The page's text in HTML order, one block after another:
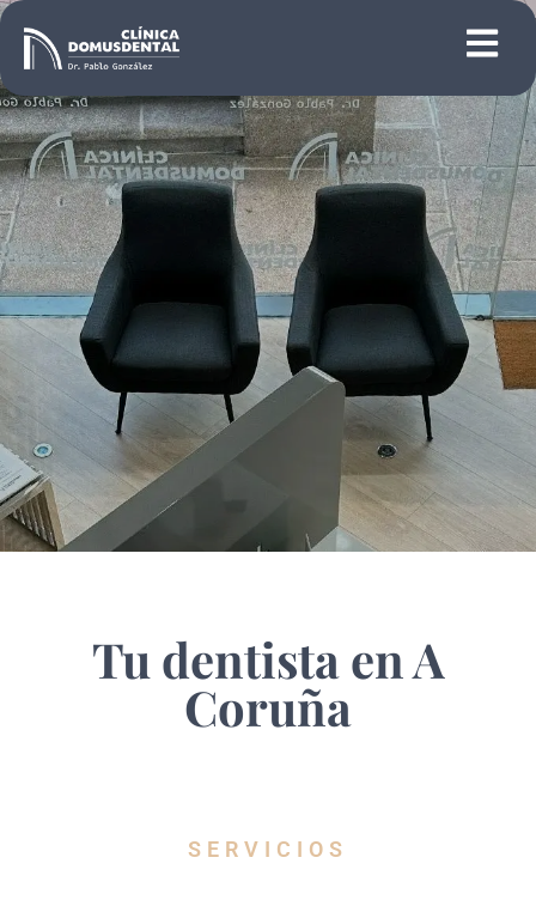
Tu dentista en A
Coruña
SERVICIOS